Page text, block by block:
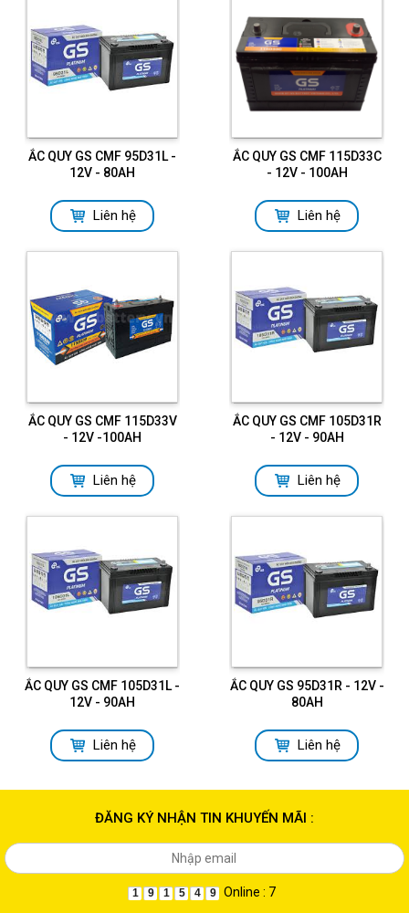
ẮC QUY GS CMF 95D31L -
12V - 80AH
Liên hệ
ẮC QUY GS CMF 115D33C
- 12V - 100AH
Liên hệ
ẮC QUY GS CMF 115D33V
- 12V -100AH
Liên hệ
ẮC QUY GS CMF 105D31R
- 12V - 90AH
Liên hệ
ẮC QUY GS CMF 105D31L -
12V - 90AH
Liên hệ
ẮC QUY GS 95D31R - 12V -
80AH
Liên hệ
ĐĂNG KÝ NHẬN TIN KHUYẾN MÃI :
1 9 1 5 4 9 Online : 7